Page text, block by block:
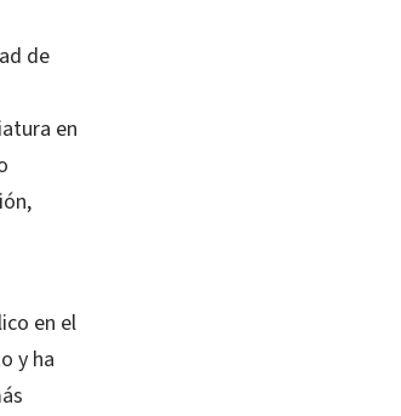
de
en
en el
y ha